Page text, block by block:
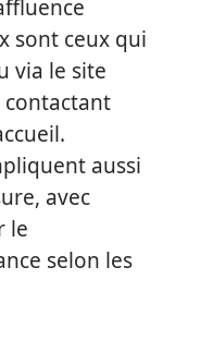
sont ceux qui
via le site
aussi
avec
le
selon les